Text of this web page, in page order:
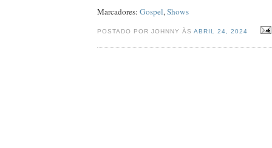
Marcadores: Gospel,Shows
POSTADO POR JOHNNY ÀSABRIL 24, 2024